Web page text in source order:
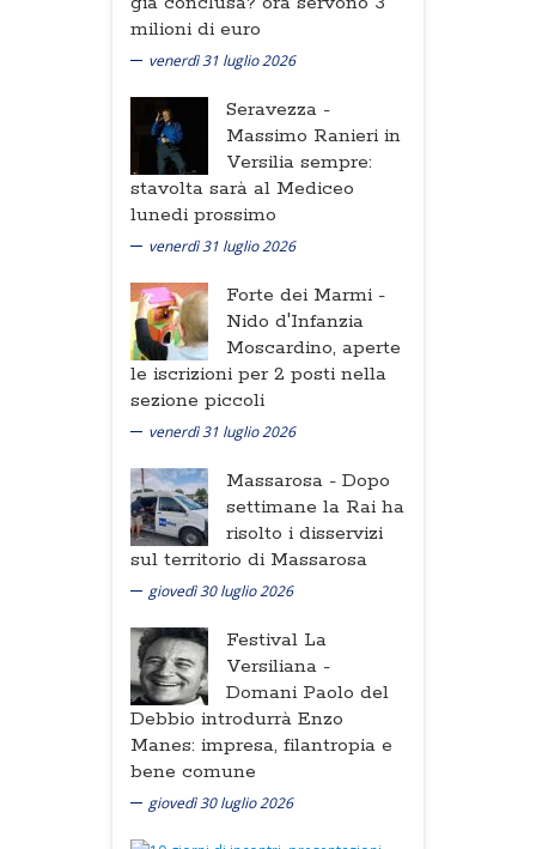
milioni di euro
venerdì 31 luglio 2026
Seravezza -
Massimo Ranieri in
Versilia sempre:
stavolta sarà al Mediceo
lunedi prossimo
venerdì 31 luglio 2026
Forte dei Marmi -
Nido d'Infanzia
Moscardino, aperte
le iscrizioni per 2 posti nella
sezione piccoli
venerdì 31 luglio 2026
Massarosa - Dopo
settimane la Rai ha
risolto i disservizi
sul territorio di Massarosa
giovedì 30 luglio 2026
Festival La
Versiliana -
Domani Paolo del
Debbio introdurrà Enzo
Manes: impresa, filantropia e
bene comune
giovedì 30 luglio 2026